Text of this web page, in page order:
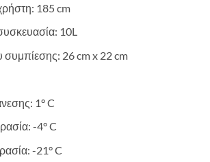
185 cm
10L
26 cm x 22 cm
1° C
-4° C
-21° C